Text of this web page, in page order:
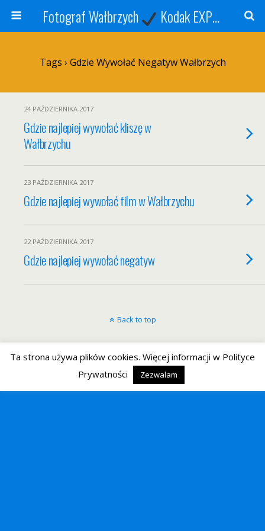
Fotograf Wałbrzych Kodak EXPRESS
Tags › Gdzie Wywołać Negatyw Wałbrzych
24 PAŹDZIERNIKA 2017
Gdzie najlepiej wywołać kliszę w
Wałbrzychu
23 PAŹDZIERNIKA 2017
Gdzie najlepiej wywołać film w Wałbrzychu
22 PAŹDZIERNIKA 2017
Gdzie najlepiej wywołać negatyw
Back to top
Ta strona używa plików cookies. Więcej informacji w Polityce
Prywatności
Zezwalam